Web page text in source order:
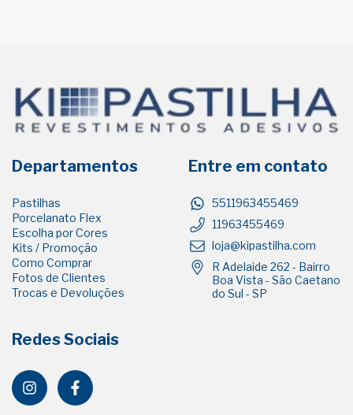
Departamentos
Pastilhas
Porcelanato Flex
Escolha por Cores
Kits / Promoção
Como Comprar
Fotos de Clientes
Trocas e Devoluções
Entre em contato
5511963455469
11963455469
loja@kipastilha.com
R Adelaide 262 - Bairro
Boa Vista - São Caetano
do Sul - SP
Redes Sociais